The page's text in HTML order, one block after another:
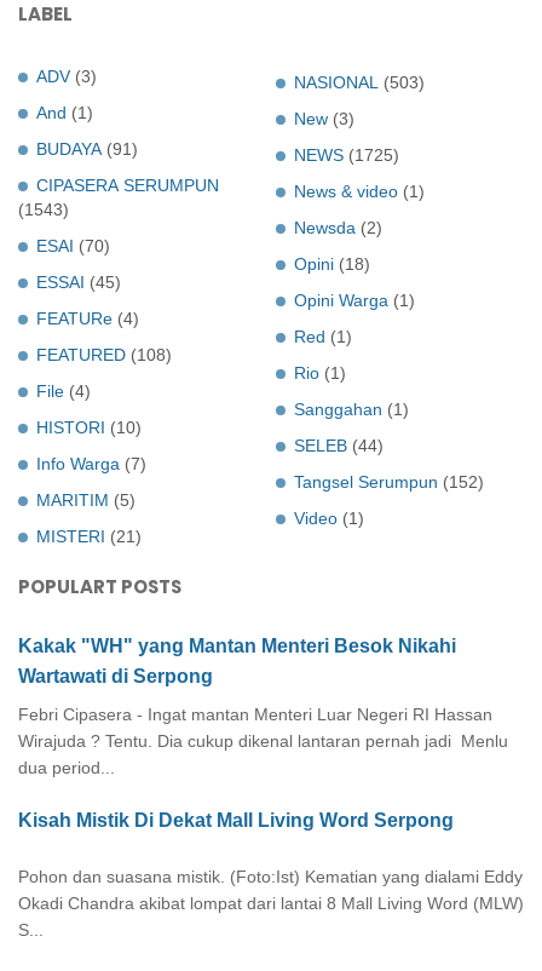
LABEL
ADV (3)
And (1)
BUDAYA (91)
CIPASERA SERUMPUN
(1543)
ESAI (70)
ESSAI (45)
FEATURe (4)
FEATURED (108)
File (4)
HISTORI (10)
Info Warga (7)
MARITIM (5)
MISTERI (21)
NASIONAL
(503)
New (3)
NEWS (1725)
News & video (1)
Newsda (2)
Opini (18)
Opini Warga (1)
Red (1)
Rio (1)
Sanggahan (1)
SELEB (44)
Tangsel Serumpun (152)
Video (1)
POPULART POSTS
Kakak "WH" yang Mantan Menteri Besok Nikahi
Wartawati di Serpong
Febri Cipasera - Ingat mantan Menteri Luar Negeri RI Hassan
Wirajuda ? Tentu. Dia cukup dikenal lantaran pernah jadi Menlu
dua period...
Kisah Mistik Di Dekat Mall Living Word Serpong
Pohon dan suasana mistik. (Foto:Ist) Kematian yang dialami Eddy
Okadi Chandra akibat lompat dari lantai 8 Mall Living Word (MLW)
S...